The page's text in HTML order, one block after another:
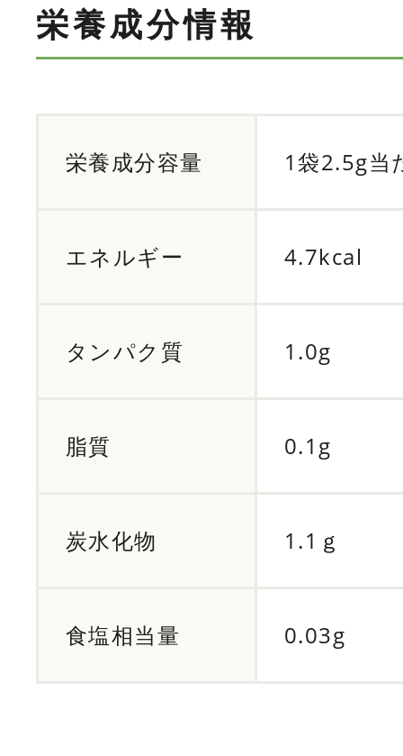
栄養成分情報
栄養成分容量 1袋2.5g当
エネルギー 4.7kcal
タンパク質 1.0g
脂質 0.1g
炭水化物 1.1ｇ
食塩相当量 0.03g